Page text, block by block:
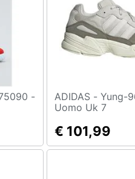
ADIDAS - Yung-96 Sneaker
Uomo Uk 7
€ 101,99